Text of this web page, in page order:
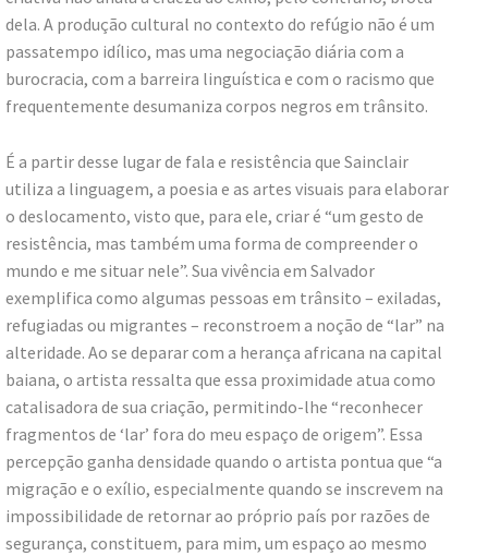
dela. A produção cultural no contexto do refúgio não é um
passatempo idílico, mas uma negociação diária com a
burocracia, com a barreira linguística e com o racismo que
frequentemente desumaniza corpos negros em trânsito.
É a partir desse lugar de fala e resistência que Sainclair
utiliza a linguagem, a poesia e as artes visuais para elaborar
o deslocamento, visto que, para ele, criar é “um gesto de
resistência, mas também uma forma de compreender o
mundo e me situar nele”. Sua vivência em Salvador
exemplifica como algumas pessoas em trânsito – exiladas,
refugiadas ou migrantes – reconstroem a noção de “lar” na
alteridade. Ao se deparar com a herança africana na capital
baiana, o artista ressalta que essa proximidade atua como
catalisadora de sua criação, permitindo-lhe “reconhecer
fragmentos de ‘lar’ fora do meu espaço de origem”. Essa
percepção ganha densidade quando o artista pontua que “a
migração e o exílio, especialmente quando se inscrevem na
impossibilidade de retornar ao próprio país por razões de
segurança, constituem, para mim, um espaço ao mesmo